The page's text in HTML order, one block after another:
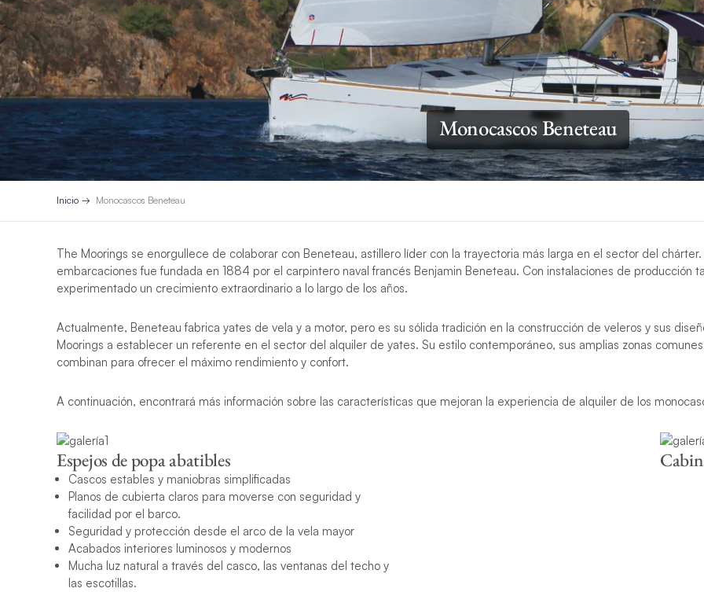
Monocascos Beneteau
Inicio Monocascos Beneteau
The Moorings se enorgullece de colaborar con Beneteau, astillero líder con la trayectoria más larga en el sector del
embarcaciones fue fundada en 1884 por el carpintero naval francés Benjamin Beneteau. Con instalaciones de producción
experimentado un crecimiento extraordinario a lo largo de los años.
Actualmente, Beneteau fabrica yates de vela y a motor, pero es su sólida tradición en la construcción de veleros y sus
Moorings a establecer un referente en el sector del alquiler de yates. Su estilo contemporáneo, sus amplias zonas
combinan para ofrecer el máximo rendimiento y confort.
A continuación, encontrará más información sobre las características que mejoran la experiencia de alquiler de los
Espejos de popa abatibles
Cascos estables y maniobras simplificadas
Planos de cubierta claros para moverse con seguridad y
facilidad por el barco.
Seguridad y protección desde el arco de la vela mayor
Acabados interiores luminosos y modernos
Mucha luz natural a través del casco, las ventanas del techo y
las escotillas.